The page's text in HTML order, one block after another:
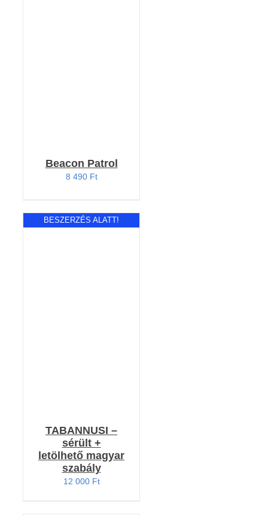
Beacon Patrol
8 490 Ft
BESZERZÉS ALATT!
TABANNUSI –
sérült +
letölhető magyar
szabály
12 000 Ft